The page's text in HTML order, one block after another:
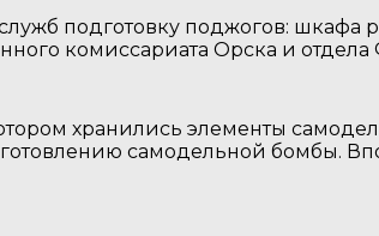
подготовку поджогов:
комиссариата Орска и
хранились элементы
самодельной бомбы.